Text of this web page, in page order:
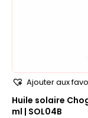
Ajouter aux
Huile solaire
ml | SOL04B